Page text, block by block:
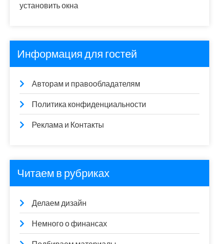
установить окна
Информация для гостей
Авторам и правообладателям
Политика конфиденциальности
Реклама и Контакты
Читаем в рубриках
Делаем дизайн
Немного о финансах